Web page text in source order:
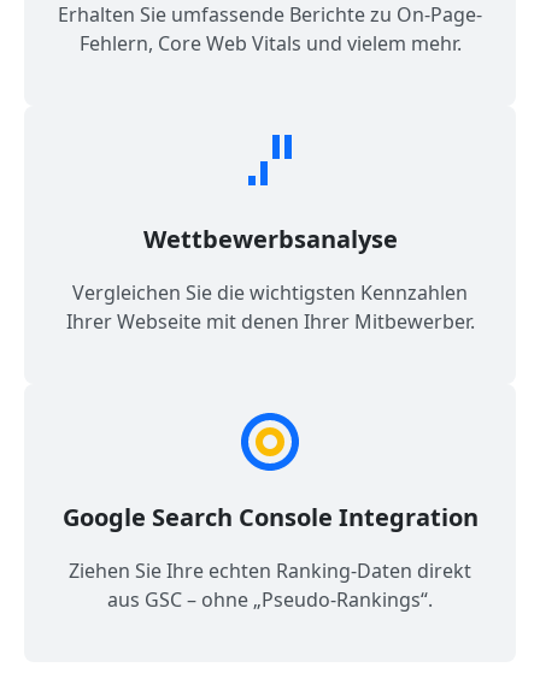
Erhalten Sie umfassende Berichte zu On-Page-
Fehlern, Core Web Vitals und vielem mehr.
Wettbewerbsanalyse
Vergleichen Sie die wichtigsten Kennzahlen
Ihrer Webseite mit denen Ihrer Mitbewerber.
Google Search Console Integration
Ziehen Sie Ihre echten Ranking-Daten direkt
aus GSC – ohne „Pseudo-Rankings“.